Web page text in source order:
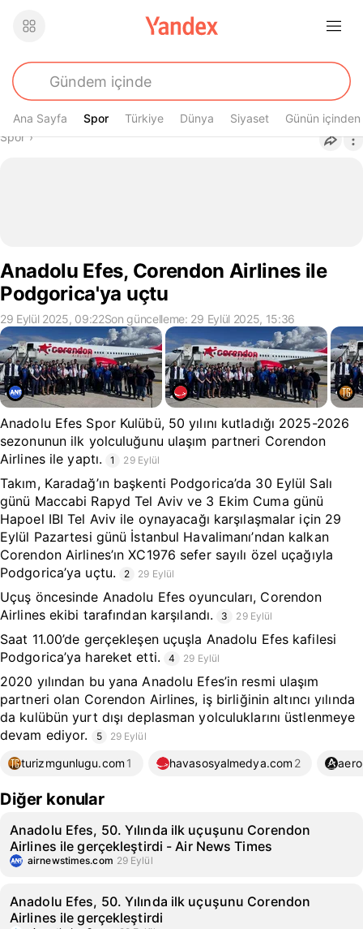
Ana Sayfa Spor
Spor Türkiye Dünya Siyaset Günün içinden
Buradasın
Spor›
Anadolu Efes, Corendon Airlines ile
Podgorica'ya uçtu
29 Eylül 2025, 09:22Son güncelleme: 29 Eylül 2025, 15:36
Anadolu Efes Spor Kulübü, 50 yılını kutladığı 2025-2026
sezonunun ilk yolculuğunu ulaşım partneri Corendon
Airlines ile yaptı.
1 29 Eylül
Takım, Karadağ’ın başkenti Podgorica’da 30 Eylül Salı
günü Maccabi Rapyd Tel Aviv ve 3 Ekim Cuma günü
Hapoel IBI Tel Aviv ile oynayacağı karşılaşmalar için 29
Eylül Pazartesi günü İstanbul Havalimanı’ndan kalkan
Corendon Airlines’ın XC1976 sefer sayılı özel uçağıyla
Podgorica’ya uçtu.
2 29 Eylül
Uçuş öncesinde Anadolu Efes oyuncuları, Corendon
Airlines ekibi tarafından karşılandı.
3 29 Eylül
Saat 11.00’de gerçekleşen uçuşla Anadolu Efes kafilesi
Podgorica’ya hareket etti.
4 29 Eylül
2020 yılından bu yana Anadolu Efes’in resmi ulaşım
partneri olan Corendon Airlines, iş birliğinin altıncı yılında
da kulübün yurt dışı deplasman yolculuklarını üstlenmeye
devam ediyor.
5 29 Eylül
turizmgunlugu.com 1 havasosyalmedya.com 2
Diğer konular
Anadolu Efes, 50. Yılında ilk uçuşunu Corendon
Airlines ile gerçekleştirdi - Air News Times
airnewstimes.com 29 Eylül
Anadolu Efes, 50. Yılında ilk uçuşunu Corendon
Airlines ile gerçekleştirdi